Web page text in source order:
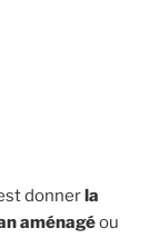
donner la
aménagéou